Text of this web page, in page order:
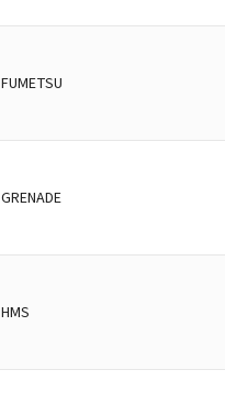
FUMETSU
GRENADE
HMS